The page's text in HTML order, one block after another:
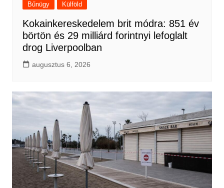
Bűnügy Külföld
Kokainkereskedelem brit módra: 851 év
börtön és 29 milliárd forintnyi lefoglalt
drog Liverpoolban
augusztus 6, 2026